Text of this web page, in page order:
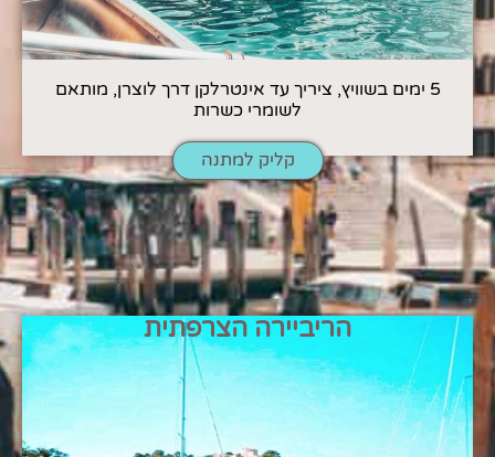
5 ימים בשוויץ, ציריך עד אינטרלקן דרך לוצרן, מותאם
לשומרי כשרות
קליק למתנה
הריביירה הצרפתית